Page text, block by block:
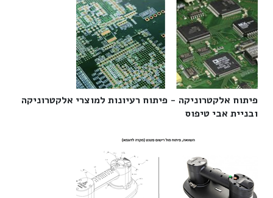
פיתוח אלקטרוניקה - פיתוח רעיונות למוצרי אלקטרוניקה
ובניית אבי טיפוס‎